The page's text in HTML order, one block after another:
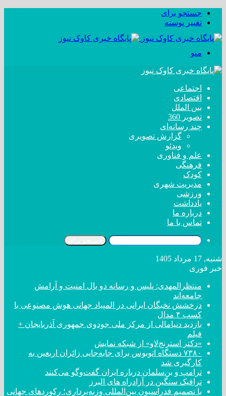
جستجو برای
تغییر پوسته
منو
اجتماعی
اقتصادی
بین الملل
تصویر 360
چند رسانه‌ای
گزارش تصویری
ویدئو
علم و فناوری
فرهنگی
کودک
مدیریت شهری
ورزشی
یادداشت
درباره ما
تماس با ما
شنبه, 17 مرداد 1405
خبر فوری
منتظرالمهدی: پلیس و رسانه دو بال امنیت و آرامش
جامعه‌اند
درخشش نخبگان ایرانی در المپیاد جهانی هوش مصنوعی با
کسب ۴ مدال
بازدید دنیامالی از مرکز ملی جودوی جمهوری آذربایجان +
فیلم
«دکتر استرنج‌لاو» از شبکه نمایش
۷۳۸۰ دستگاه اتوبوس برای جابه‌جایی زائران اربعین به
کارگیری شد
ترامپ و بن‌سلمان درباره ایران گفت‌و‌گو می‌کنند
ترافیک سنگین در آزادراه های البرز
با تصمیم فدراسیون بین‌المللی وزنه‌برداری؛ رکورد‌های جهانی